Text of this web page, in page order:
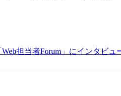
担当者Forum」にインタビュ